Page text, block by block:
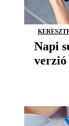
Napi
verzió